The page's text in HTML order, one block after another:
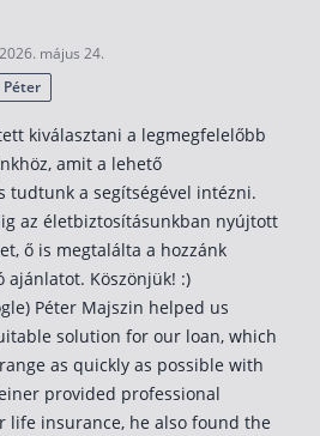
hitel
felhasználású hitel
hitel
biztosítás (KGFB)
2026. május 24.
Péter
kiválasztani a legmegfelelőbb
amit a lehető
tudtunk a segítségével intézni.
az életbiztosításunkban nyújtott
ő is megtalálta a hozzánk
ajánlatot. Köszönjük! :)
Péter Majszin helped us
solution for our loan, which
as quickly as possible with
provided professional
life insurance, he also found the